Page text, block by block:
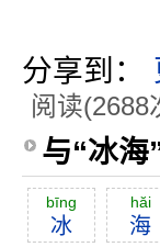
分享到：
阅读(2688
与“冰海
bīng
冰
hăi
海